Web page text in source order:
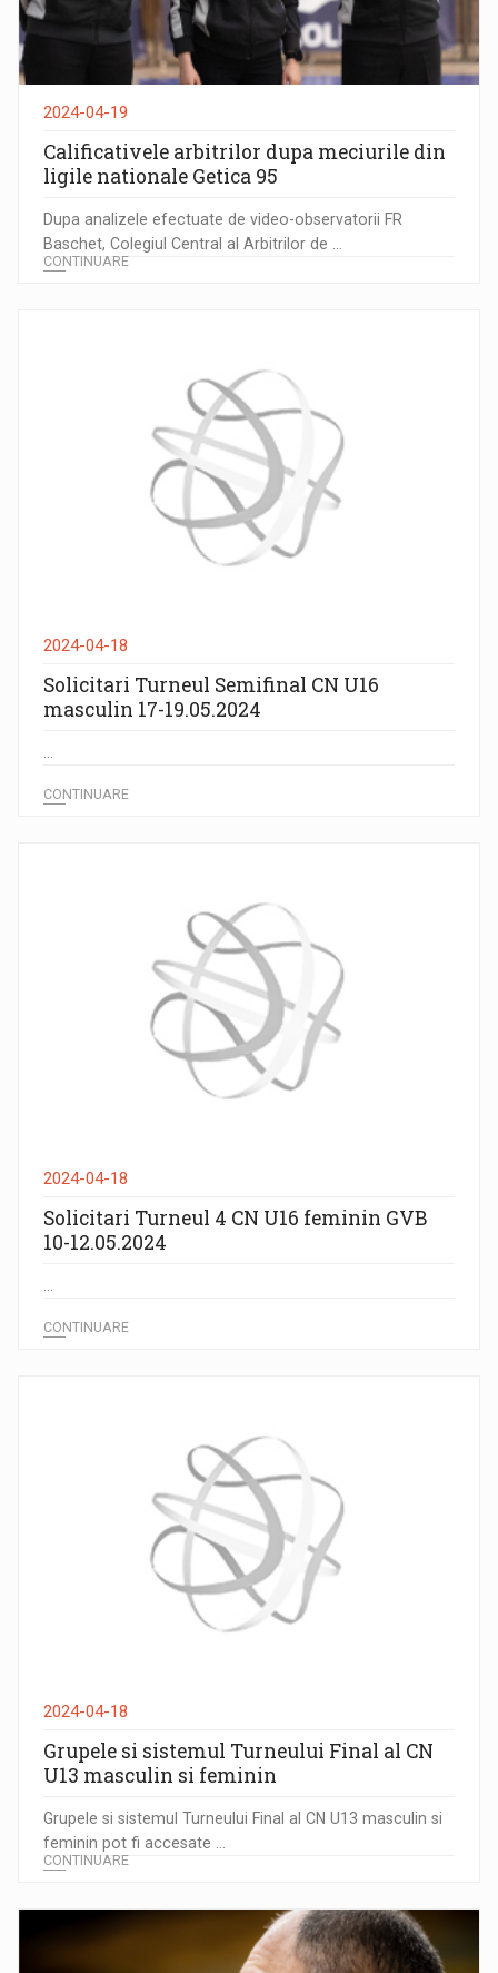
2024-04-19
Calificativele arbitrilor dupa meciurile din
ligile nationale Getica 95
Dupa analizele efectuate de video-observatorii FR
Baschet, Colegiul Central al Arbitrilor de ...
CONTINUARE
2024-04-18
Solicitari Turneul Semifinal CN U16
masculin 17-19.05.2024
CONTINUARE
2024-04-18
Solicitari Turneul 4 CN U16 feminin GVB
10-12.05.2024
CONTINUARE
2024-04-18
Grupele si sistemul Turneului Final al CN
U13 masculin si feminin
Grupele si sistemul Turneului Final al CN U13 masculin si
feminin pot fi accesate ...
CONTINUARE